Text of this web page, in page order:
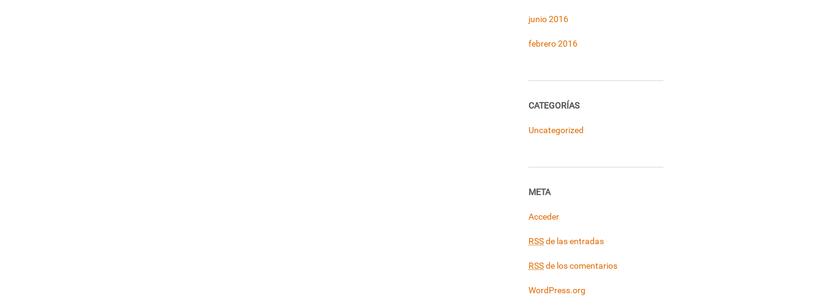
junio 2016
febrero 2016
CATEGORÍAS
Uncategorized
META
Acceder
RSSde las entradas
RSSde los comentarios
WordPress.org